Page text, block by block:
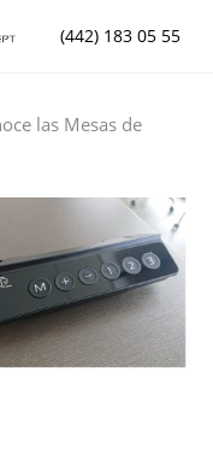
(442) 183 05 55
las Mesas de